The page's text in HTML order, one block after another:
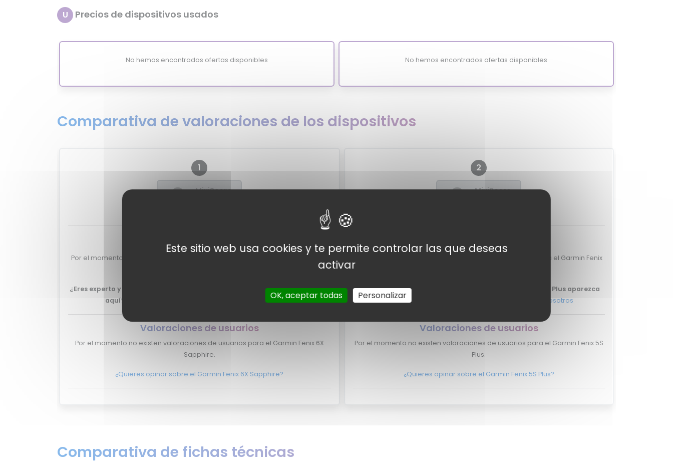
U Precios de dispositivos usados
No hemos encontrados ofertas disponibles No hemos encontrados ofertas disponibles
Comparativa de valoraciones de los dispositivos
1
?
MixiScore
Por el momento no tenemos valoraciones de expertos para el Garmin Fenix 6X
¿Eres experto y quieres que tu review del Garmin Fenix 6X Sapphire aparezca
aquí?
contacto con nosotros
Valoraciones de usuarios
Por el momento no existen valoraciones de usuarios para el Garmin Fenix 6X
Sapphire.
¿Quieres opinar sobre el Garmin Fenix 6X Sapphire?
2
?
MixiScore
Por el momento no tenemos valoraciones de expertos para el Garmin Fenix
¿Eres experto y quieres que tu review del Garmin Fenix 5S Plus aparezca
aquí?No lo dudes más, y ponte en contacto con nosotros
Valoraciones de usuarios
Por el momento no existen valoraciones de usuarios para el Garmin Fenix 5S
Plus.
¿Quieres opinar sobre el Garmin Fenix 5S Plus?
Comparativa de fichas técnicas
Este sitio web usa cookies y te permite controlar las que deseas
activar
OK, aceptar todas Personalizar